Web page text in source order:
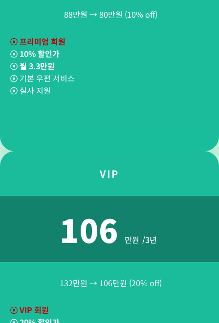
88만원 → 80만원 (10% off)
☉프리미엄 회원
☉ 10% 할인가
☉월 3.3만원
☉ 기본 우편 서비스
☉ 실사 지원
VIP
106만원 /3년
132만원 → 106만원 (20% off)
☉VIP 회원